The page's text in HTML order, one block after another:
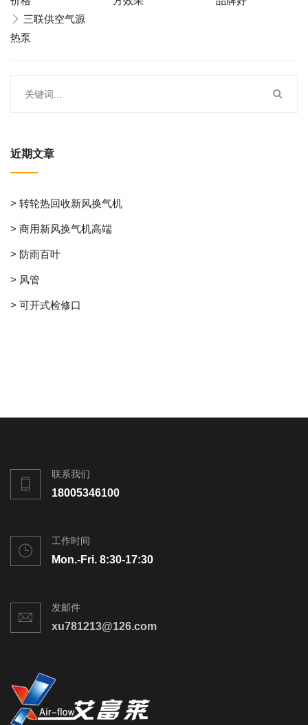
三联供空气源
热泵
近期文章
> 转轮热回收新风换气机
> 商用新风换气机高端
> 防雨百叶
> 风管
> 可开式检修口
联系我们
18005346100
工作时间
Mon.-Fri. 8:30-17:30
发邮件
xu781213@126.com